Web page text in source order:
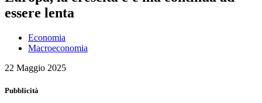
essere lenta
Economia
Macroeconomia
22 Maggio 2025
Pubblicità